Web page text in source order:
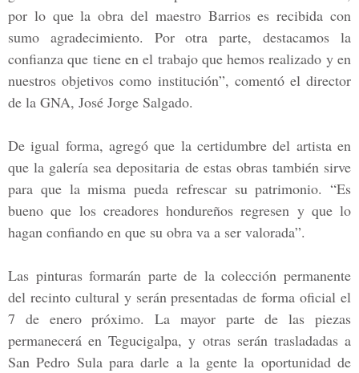
por lo que la obra del maestroBarrioses recibida con
sumo agradecimiento. Por otra parte, destacamos la
confianza que tiene en el trabajo que hemos realizado y en
nuestros objetivos como institución”, comentó el director
de la GNA, José Jorge Salgado.
De igual forma, agregó que la certidumbre del artista en
que la galería sea depositaria de estas obras también sirve
para que la misma pueda refrescar su patrimonio. “Es
bueno que los creadores hondureños regresen y que lo
hagan confiando en que su obra va a ser valorada”.
Las pinturas formarán parte de la colección permanente
del recinto cultural y serán presentadas de forma oficial el
7 de enero próximo. La mayor parte de las piezas
permanecerá enTegucigalpa, y otras serán trasladadas a
San Pedro Sulapara darle a la gente la oportunidad de